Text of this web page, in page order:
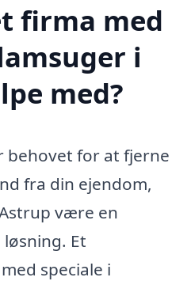
firma med
i
med?
behovet for at fjerne
fra din ejendom,
være en
Et
speciale i